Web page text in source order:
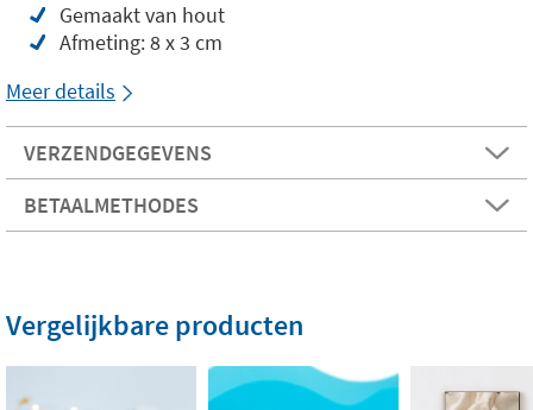
Gemaakt van hout
Afmeting: 8 x 3 cm
Meer details
VERZENDGEGEVENS
BETAALMETHODES
Vergelijkbare producten